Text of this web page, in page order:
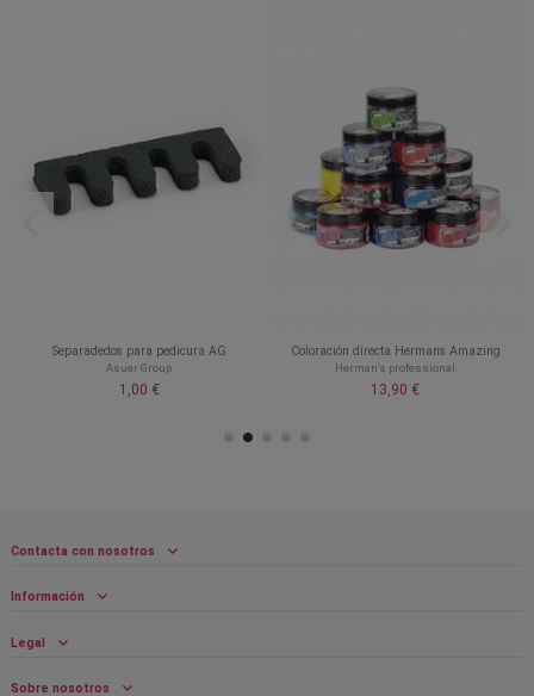
Separadedos para pedicura AG
Asuer Group
1,00 €
Coloración directa Hermans Amazing
Herman's professional
13,90 €
Contacta con nosotros
Información
Legal
Sobre nosotros